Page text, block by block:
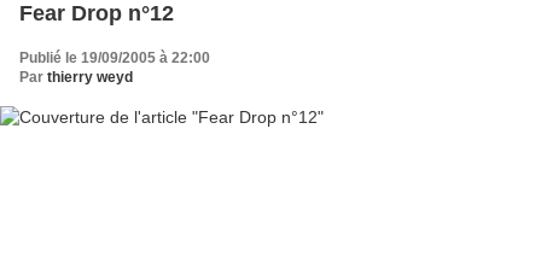
Fear Drop n°12
Publié le 19/09/2005 à 22:00
Par thierry weyd